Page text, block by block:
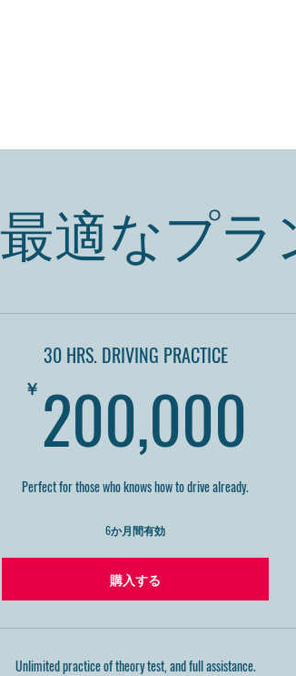
最適なプ
30 HRS. DRIVING PRACTICE
￥ 200,000
Perfect for those who knows how to drive already.
6か月間有効
購入する
Unlimited practice of theory test, and full assistance.